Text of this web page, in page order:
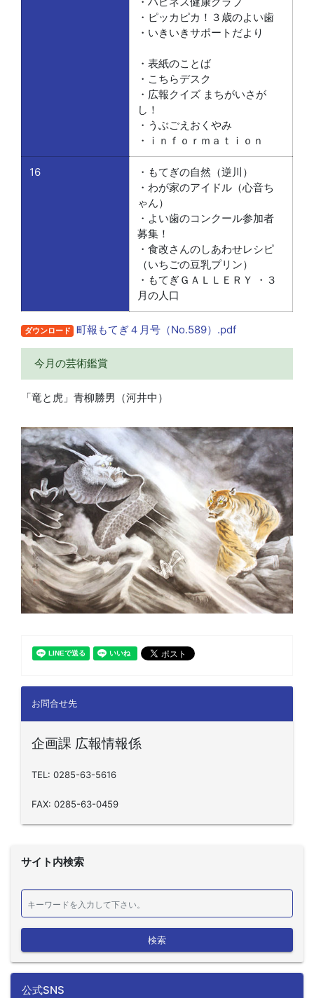
・ピッカピカ！３歳のよい歯
・いきいきサポートだより
・表紙のことば
・こちらデスク
・広報クイズ まちがいさが
し！
・うぶごえおくやみ
・ｉｎｆｏｒｍａｔｉｏｎ
16
・もてぎの自然（逆川）
・わが家のアイドル（心音ち
ゃん）
・よい歯のコンクール参加者
募集！
・食改さんのしあわせレシピ
（いちごの豆乳プリン）
・もてぎＧＡＬＬＥＲＹ ・３
月の人口
ダウンロード 町報もてぎ４月号（No.589）.pdf
今月の芸術鑑賞
「竜と虎」青柳勝男（河井中）
お問合せ先
企画課 広報情報係
TEL: 0285-63-5616
FAX: 0285-63-0459
サイト内検索
検索
公式SNS